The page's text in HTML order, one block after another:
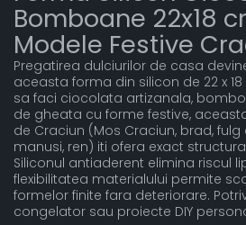
Bomboane 22x18
Modele Festive
Pregatirea dulciurilor de casa
aceasta forma din silicon de 22 x
sa faci ciocolata artizanala,
de gheata cu forme festive,
de Craciun (Mos Craciun, brad,
manusi, ren) iti ofera exact
Siliconul antiaderent elimina riscul
flexibilitatea materialului permite
formelor finite fara deteriorare.
congelator sau proiecte DIY